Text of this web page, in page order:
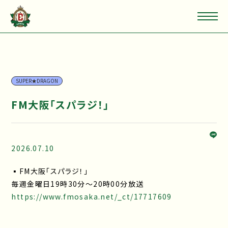
SUPER★DRAGON
FM大阪「スパラジ！」
2026.07.10
▪FM大阪「スパラジ！」
毎週金曜日19時30分〜20時00分放送
https://www.fmosaka.net/_ct/17717609